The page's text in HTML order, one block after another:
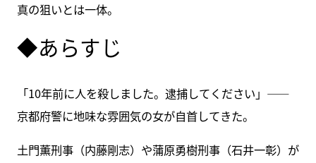
真の狙いとは一体。
◆あらすじ
「10年前に人を殺しました。逮捕してください」――
京都府警に地味な雰囲気の女が自首してきた。
土門薫刑事（内藤剛志）や蒲原勇樹刑事（石井一彰）が